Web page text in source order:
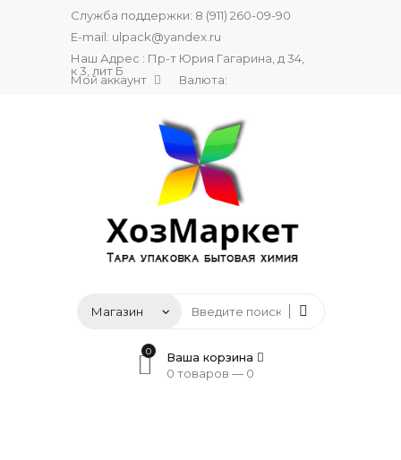
Служба поддержки: 8 (911) 260-09-90
E-mail: ulpack@yandex.ru
Наш Адрес : Пр-т Юрия Гагарина, д 34,
к 3, лит Б
Мой аккаунт Валюта:
0
Ваша корзина
0 товаров — 0